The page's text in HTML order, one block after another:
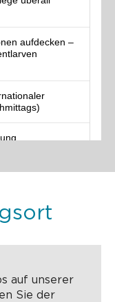
auf unserer
Sie der